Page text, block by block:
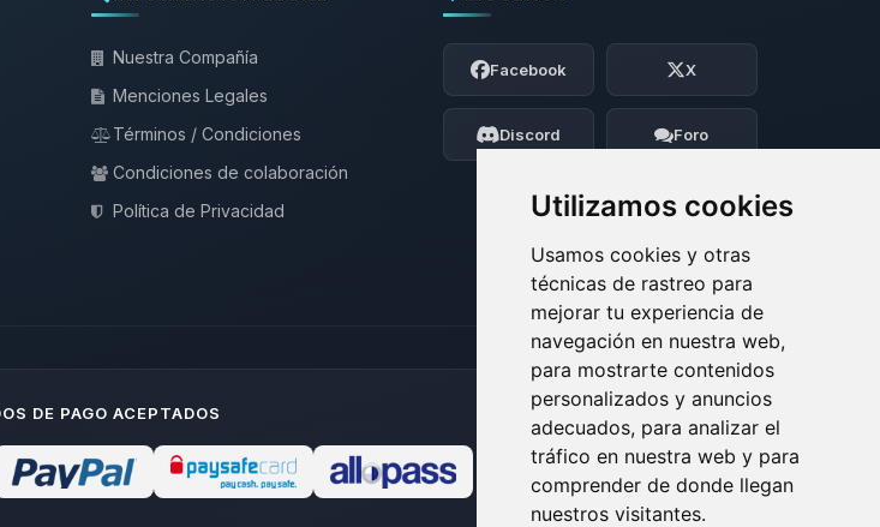
Utilizamos cookies
Usamos cookies y otras
técnicas de rastreo para
mejorar tu experiencia de
navegación en nuestra web,
para mostrarte contenidos
personalizados y anuncios
adecuados, para analizar el
tráfico en nuestra web y para
comprender de donde llegan
nuestros visitantes.
Nuestra Compañía
Menciones Legales
Términos / Condiciones
Condiciones de colaboración
Política de Privacidad
Facebook X
Discord Foro
DE PAGO ACEPTADOS
Yupi, por fin alguien con quien hablar!
Soy Choupy, tu pequeno asistente de
BoxToPlay. Cuentame que necesitas y
moveré mis pequenos circuitos para
ayudarte.
08/08/2026 16:52